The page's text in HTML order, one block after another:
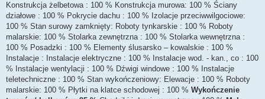
Konstrukcja żelbetowa : 100 % Konstrukcja murowa: 100 % Ściany
działowe : 100 % Pokrycie dachu : 100 % Izolacje przeciwwilgociowe:
100 % Stan surowy zamknięty: Roboty tynkarskie : 100 % Roboty
malarskie: 100 % Stolarka zewnętrzna : 100 % Stolarka wewnętrzna :
100 % Posadzki : 100 % Elementy ślusarsko – kowalskie : 100 %
Instalacje : Instalacje elektryczne : 100 % Instalacje wod. - kan., co : 100
% Instalacje wentylacji : 100 % Dźwigi windowe : 100 % Instalacje
teletechniczne : 100 % Stan wykończeniowy: Elewacje : 100 % Roboty
malarskie: 100 % Płytki na klatce schodowej : 100 % Wykończenie